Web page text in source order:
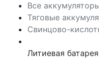
Все
Тяговые
Свинцово-
Литиевая